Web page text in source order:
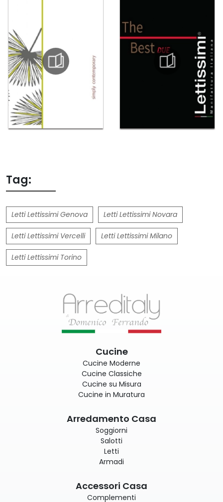
Tag:
Letti Lettissimi Genova Letti Lettissimi Novara
Letti Lettissimi Vercelli Letti Lettissimi Milano
Letti Lettissimi Torino
Cucine
Cucine Moderne
Cucine Classiche
Cucine su Misura
Cucine in Muratura
Arredamento Casa
Soggiorni
Salotti
Letti
Armadi
Accessori Casa
Complementi